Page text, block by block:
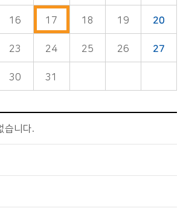
16 17 18 19 20
23 24 25 26 27
30 31
습니다.